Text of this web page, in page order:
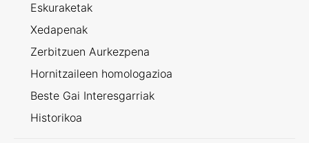
Eskuraketak
Xedapenak
Zerbitzuen Aurkezpena
Hornitzaileen homologazioa
Beste Gai Interesgarriak
Historikoa